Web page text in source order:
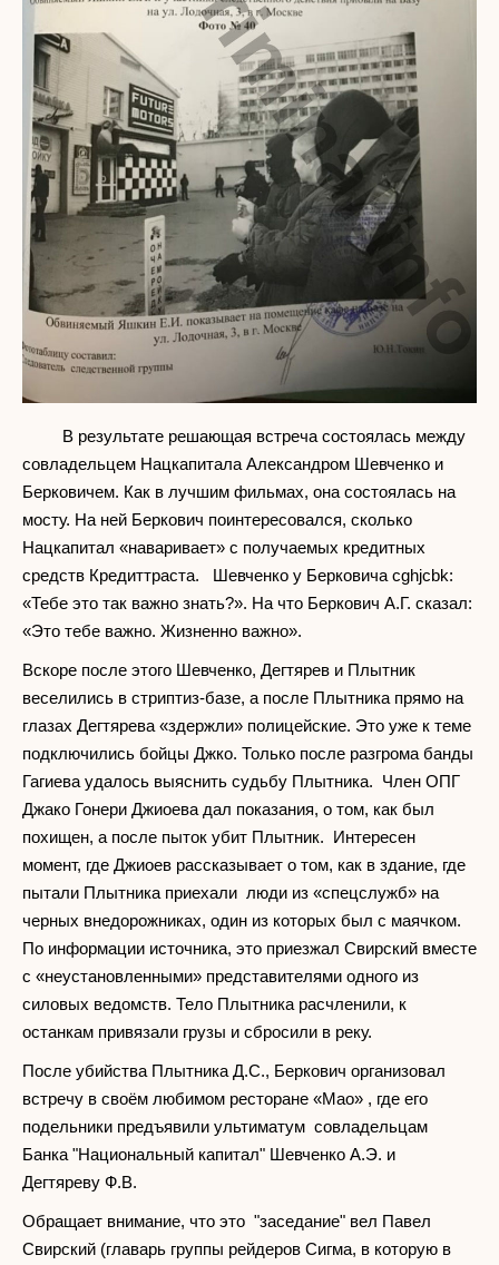
В результате решающая встреча состоялась между
совладельцем Нацкапитала Александром Шевченко и
Берковичем. Как в лучшим фильмах, она состоялась на
мосту. На ней Беркович поинтересовался, сколько
Нацкапитал «наваривает» с получаемых кредитных
средств Кредиттраста. Шевченко у Берковича cghjcbk:
«Тебе это так важно знать?». На что Беркович А.Г. сказал:
«Это тебе важно. Жизненно важно».
Вскоре после этого Шевченко, Дегтярев и Плытник
веселились в стриптиз-базе, а после Плытника прямо на
глазах Дегтярева «здержли» полицейские. Это уже к теме
подключились бойцы Джко. Только после разгрома банды
Гагиева удалось выяснить судьбу Плытника. Член ОПГ
Джако Гонери Джиоева дал показания, о том, как был
похищен, а после пыток убит Плытник. Интересен
момент, где Джиоев рассказывает о том, как в здание, где
пытали Плытника приехали люди из «спецслужб» на
черных внедорожниках, один из которых был с маячком.
По информации источника, это приезжал Свирский вместе
с «неустановленными» представителями одного из
силовых ведомств. Тело Плытника расчленили, к
останкам привязали грузы и сбросили в реку.
После убийства Плытника Д.С., Беркович организовал
встречу в своём любимом ресторане «Мао» , где его
подельники предъявили ультиматум совладельцам
Банка "Национальный капитал" Шевченко А.Э. и
Дегтяреву Ф.В.
Обращает внимание, что это "заседание" вел Павел
Свирский (главарь группы рейдеров Сигма, в которую в